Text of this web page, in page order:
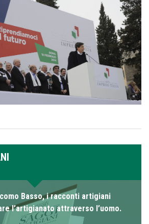
Basso, i racconti artigiani
l’artigianato attraverso l’uomo.